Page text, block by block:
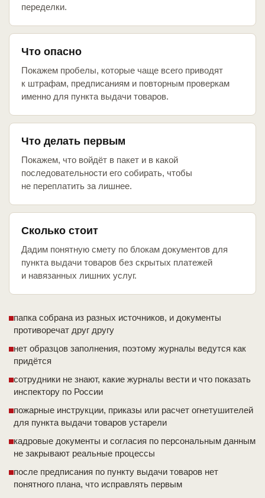
переделки.
Что опасно
Покажем пробелы, которые чаще всего приводят
к штрафам, предписаниям и повторным проверкам
именно для пункта выдачи товаров.
Что делать первым
Покажем, что войдёт в пакет и в какой
последовательности его собирать, чтобы
не переплатить за лишнее.
Сколько стоит
Дадим понятную смету по блокам документов для
пункта выдачи товаров без скрытых платежей
и навязанных лишних услуг.
папка собрана из разных источников, и документы
противоречат друг другу
нет образцов заполнения, поэтому журналы ведутся как
придётся
сотрудники не знают, какие журналы вести и что показать
инспектору по России
пожарные инструкции, приказы или расчет огнетушителей
для пункта выдачи товаров устарели
кадровые документы и согласия по персональным данным
не закрывают реальные процессы
после предписания по пункту выдачи товаров нет
понятного плана, что исправлять первым